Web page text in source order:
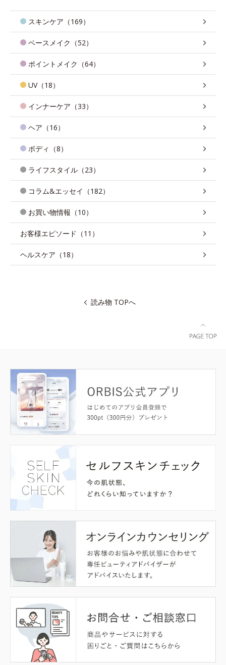
スキンケア（169）
ベースメイク（52）
ポイントメイク（64）
UV（18）
インナーケア（33）
ヘア（16）
ボディ（8）
ライフスタイル（23）
コラム&エッセイ（182）
お買い物情報（10）
お客様エピソード（11）
ヘルスケア（18）
読み物 TOPへ